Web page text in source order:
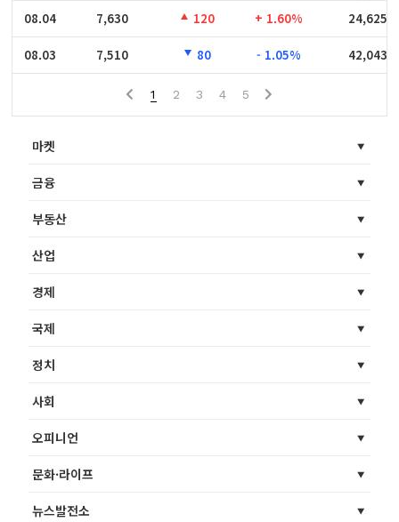
08.04
08.03
08.04 7,630 120 + 1.60% 24,625
08.03 7,510 80 - 1.05% 42,043
1 2 3 4 5
마켓
금융
부동산
산업
경제
국제
정치
사회
오피니언
문화·라이프
뉴스발전소